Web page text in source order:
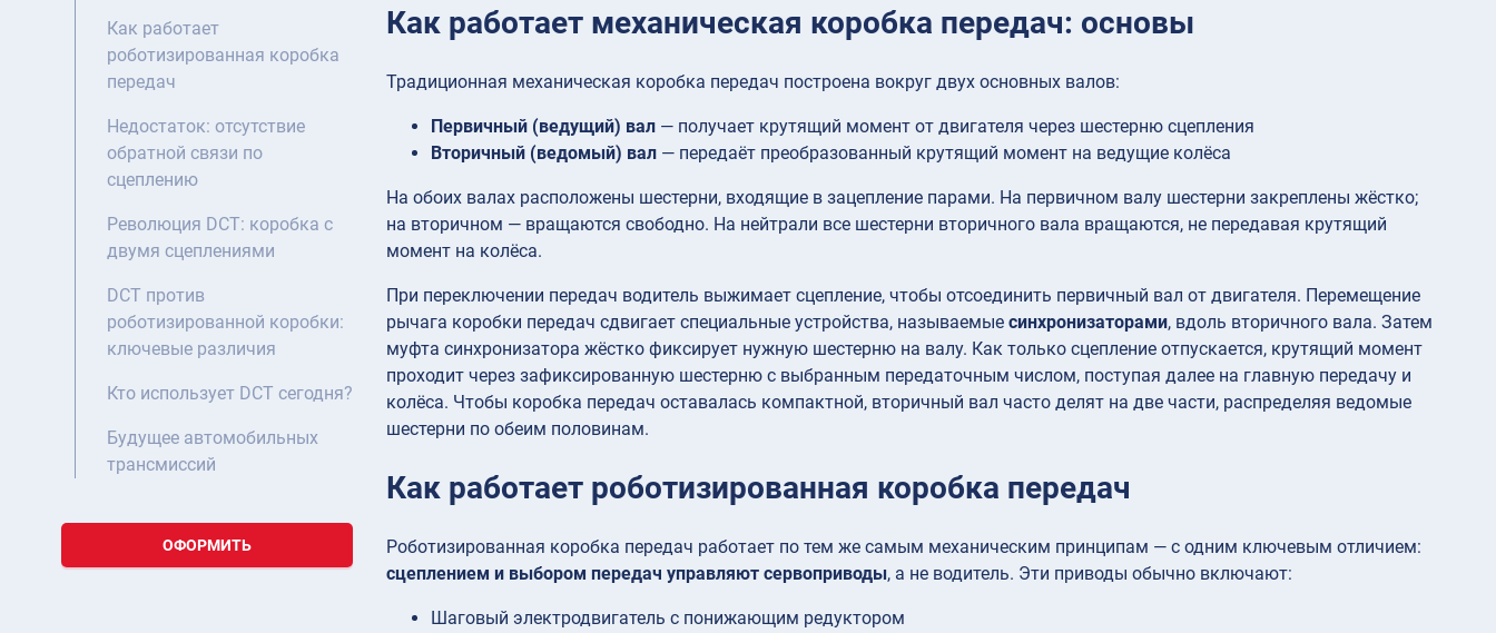
Как работает
роботизированная коробка
передач
Недостаток: отсутствие
обратной связи по
сцеплению
Революция DCT: коробка с
двумя сцеплениями
DCT против
роботизированной коробки:
ключевые различия
Кто использует DCT сегодня?
Будущее автомобильных
трансмиссий
ОФОРМИТЬ
Как работает механическая коробка передач: основы
Традиционная механическая коробка передач построена вокруг двух основных валов:
Первичный (ведущий) вал — получает крутящий момент от двигателя через шестерню сцепления
Вторичный (ведомый) вал — передаёт преобразованный крутящий момент на ведущие колёса
На обоих валах расположены шестерни, входящие в зацепление парами. На первичном валу шестерни закреплены жёстко;
на вторичном — вращаются свободно. На нейтрали все шестерни вторичного вала вращаются, не передавая крутящий
момент на колёса.
При переключении передач водитель выжимает сцепление, чтобы отсоединить первичный вал от двигателя. Перемещение
рычага коробки передач сдвигает специальные устройства, называемые синхронизаторами, вдоль вторичного вала. Затем
муфта синхронизатора жёстко фиксирует нужную шестерню на валу. Как только сцепление отпускается, крутящий момент
проходит через зафиксированную шестерню с выбранным передаточным числом, поступая далее на главную передачу и
колёса. Чтобы коробка передач оставалась компактной, вторичный вал часто делят на две части, распределяя ведомые
шестерни по обеим половинам.
Как работает роботизированная коробка передач
Роботизированная коробка передач работает по тем же самым механическим принципам — с одним ключевым отличием:
сцеплением и выбором передач управляют сервоприводы, а не водитель. Эти приводы обычно включают:
Шаговый электродвигатель с понижающим редуктором